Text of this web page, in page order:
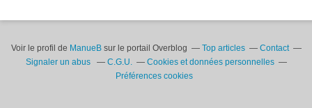
Voir le profil de ManueBsur le portail Overblog Top articles
Contact
Signaler un abus
C.G.U.
Cookies et données personnelles
Préférences cookies